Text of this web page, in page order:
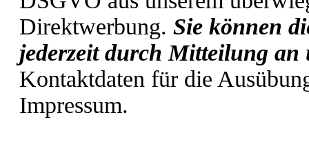
Direktwerbung. Sie können
jederzeit durch Mitteilung an
Kontaktdaten für die
Impressum.